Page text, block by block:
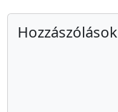
Hozzászólások